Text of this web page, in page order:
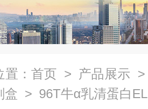
： 首页 > 产品展示
盒 > 96T牛α乳清蛋白